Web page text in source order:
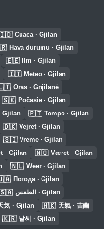
Cuaca · Gjilan
Hava durumu · Gjilan
🇪🇪 Ilm · Gjilan
🇮🇹 Meteo · Gjilan
Oras · Gnjilanė
🇸🇰 Počasie · Gjilan
Gjilan 🇵🇹 Tempo · Gjilan
🇩🇰 Vejret · Gjilan
🇸🇮 Vreme · Gjilan
· Gjilan 🇳🇴 Været · Gjilan
🇳🇱 Weer · Gjilan
Погода · Gjilan
الطقس · Gjilan
気 · Gjilan 🇭🇰 天氣 · 吉蘭
🇰🇷 날씨 · Gjilan